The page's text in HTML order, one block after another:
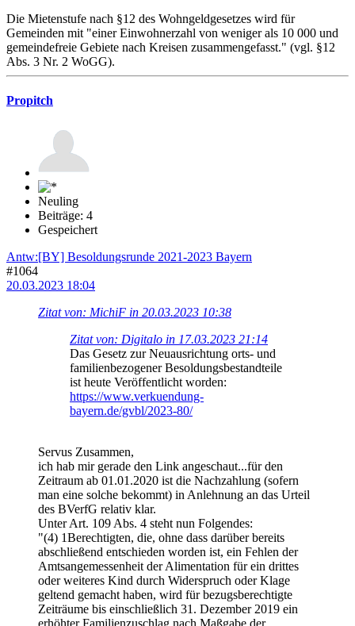
Die Mietenstufe nach §12 des Wohngeldgesetzes wird für
Gemeinden mit "einer Einwohnerzahl von weniger als 10 000 und
gemeindefreie Gebiete nach Kreisen zusammengefasst." (vgl. §12
Abs. 3 Nr. 2 WoGG).
Propitch
Neuling
Beiträge: 4
Gespeichert
Antw:[BY] Besoldungsrunde 2021-2023 Bayern
#1064
20.03.2023 18:04
Zitat von: MichiF in 20.03.2023 10:38
Zitat von: Digitalo in 17.03.2023 21:14
Das Gesetz zur Neuausrichtung orts- und
familienbezogener Besoldungsbestandteile
ist heute Veröffentlicht worden:
https://www.verkuendung-
bayern.de/gvbl/2023-80/
Servus Zusammen,
ich hab mir gerade den Link angeschaut...für den
Zeitraum ab 01.01.2020 ist die Nachzahlung (sofern
man eine solche bekommt) in Anlehnung an das Urteil
des BVerfG relativ klar.
Unter Art. 109 Abs. 4 steht nun Folgendes:
"(4) 1Berechtigten, die, ohne dass darüber bereits
abschließend entschieden worden ist, ein Fehlen der
Amtsangemessenheit der Alimentation für ein drittes
oder weiteres Kind durch Widerspruch oder Klage
geltend gemacht haben, wird für bezugsberechtigte
Zeiträume bis einschließlich 31. Dezember 2019 ein
erhöhter Familienzuschlag nach Maßgabe der